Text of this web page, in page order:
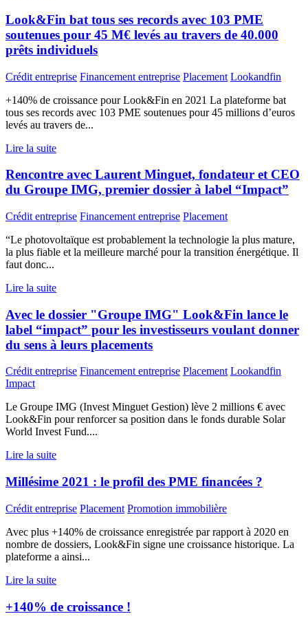
Look&Fin bat tous ses records avec 103 PME
soutenues pour 45 M€ levés au travers de 40.000
prêts individuels
Crédit entreprise Financement entreprise Placement Lookandfin
+140% de croissance pour Look&Fin en 2021 La plateforme bat
tous ses records avec 103 PME soutenues pour 45 millions d’euros
levés au travers de...
Lire la suite
Rencontre avec Laurent Minguet, fondateur et CEO
du Groupe IMG, premier dossier à label “Impact”
Crédit entreprise Financement entreprise Placement
“Le photovoltaïque est probablement la technologie la plus mature,
la plus fiable et la meilleure marché pour la transition énergétique. Il
faut donc...
Lire la suite
Avec le dossier "Groupe IMG" Look&Fin lance le
label “impact” pour les investisseurs voulant donner
du sens à leurs placements
Crédit entreprise Financement entreprise Placement Lookandfin
Impact
Le Groupe IMG (Invest Minguet Gestion) lève 2 millions € avec
Look&Fin pour renforcer sa position dans le fonds durable Solar
World Invest Fund....
Lire la suite
Millésime 2021 : le profil des PME financées ?
Crédit entreprise Placement Promotion immobilière
Avec plus +140% de croissance enregistrée par rapport à 2020 en
nombre de dossiers, Look&Fin signe une croissance historique. La
plateforme a ainsi...
Lire la suite
+140% de croissance !